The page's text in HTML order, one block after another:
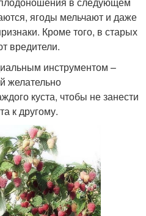
ягоды мельчают и даже
Кроме того, в старых
вредители.
инструментом –
желательно
куста, чтобы не занести
к другому.